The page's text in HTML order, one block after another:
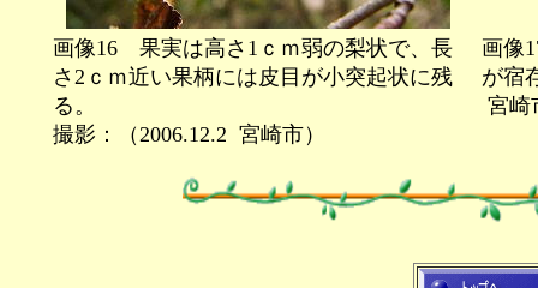
画像16 果実は高さ1ｃｍ弱の梨状で、長
さ2ｃｍ近い果柄には皮目が小突起状に残
る。
撮影：（2006.12.2 宮崎市）
画像
が宿
宮